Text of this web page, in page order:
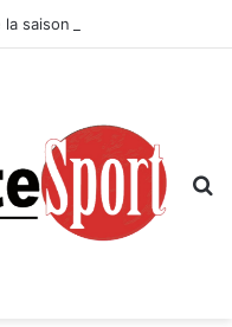
saison 2026-2027